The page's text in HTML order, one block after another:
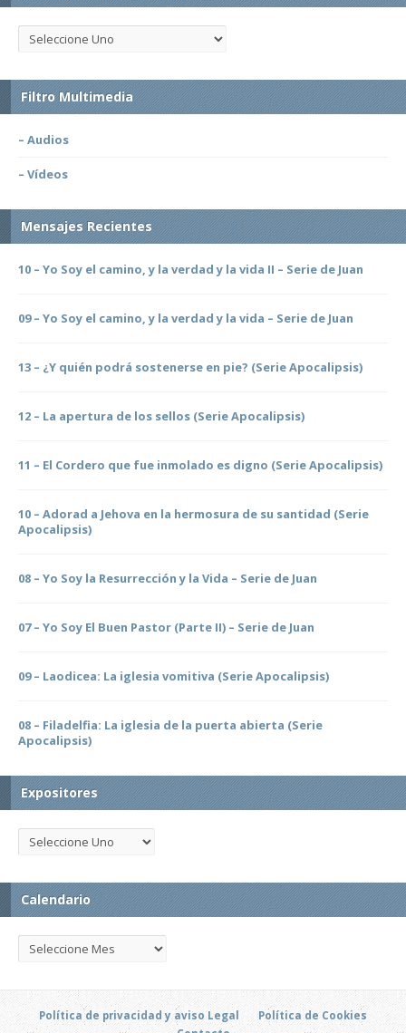
Filtro Multimedia
– Audios
– Vídeos
Mensajes Recientes
10 – Yo Soy el camino, y la verdad y la vida II – Serie de Juan
09 – Yo Soy el camino, y la verdad y la vida – Serie de Juan
13 – ¿Y quién podrá sostenerse en pie? (Serie Apocalipsis)
12 – La apertura de los sellos (Serie Apocalipsis)
11 – El Cordero que fue inmolado es digno (Serie Apocalipsis)
10 – Adorad a Jehova en la hermosura de su santidad (Serie
Apocalipsis)
08 – Yo Soy la Resurrección y la Vida – Serie de Juan
07 – Yo Soy El Buen Pastor (Parte II) – Serie de Juan
09 – Laodicea: La iglesia vomitiva (Serie Apocalipsis)
08 – Filadelfia: La iglesia de la puerta abierta (Serie
Apocalipsis)
Expositores
Calendario
Política de privacidad y aviso Legal
Política de Cookies